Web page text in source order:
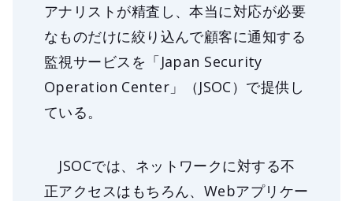
アナリストが精査し、本当に対応が必要
なものだけに絞り込んで顧客に通知する
監視サービスを「Japan Security
Operation Center」（JSOC）で提供し
ている。
JSOCでは、ネットワークに対する不
正アクセスはもちろん、Webアプリケー